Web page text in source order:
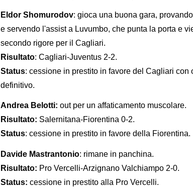
Eldor Shomurodov: gioca una buona gara,
e servendo l'assist a Luvumbo, che punta la porta e
secondo rigore per il Cagliari.
Risultato: Cagliari-Juventus 2-2.
Status: cessione in prestito in favore del Cagliari
definitivo.
Andrea Belotti: out per un affaticamento muscolare.
Risultato: Salernitana-Fiorentina 0-2.
Status: cessione in prestito in favore della Fiorentina.
Davide Mastrantonio: rimane in panchina.
Risultato: Pro Vercelli-Arzignano Valchiampo 2-0.
Status: cessione in prestito alla Pro Vercelli.